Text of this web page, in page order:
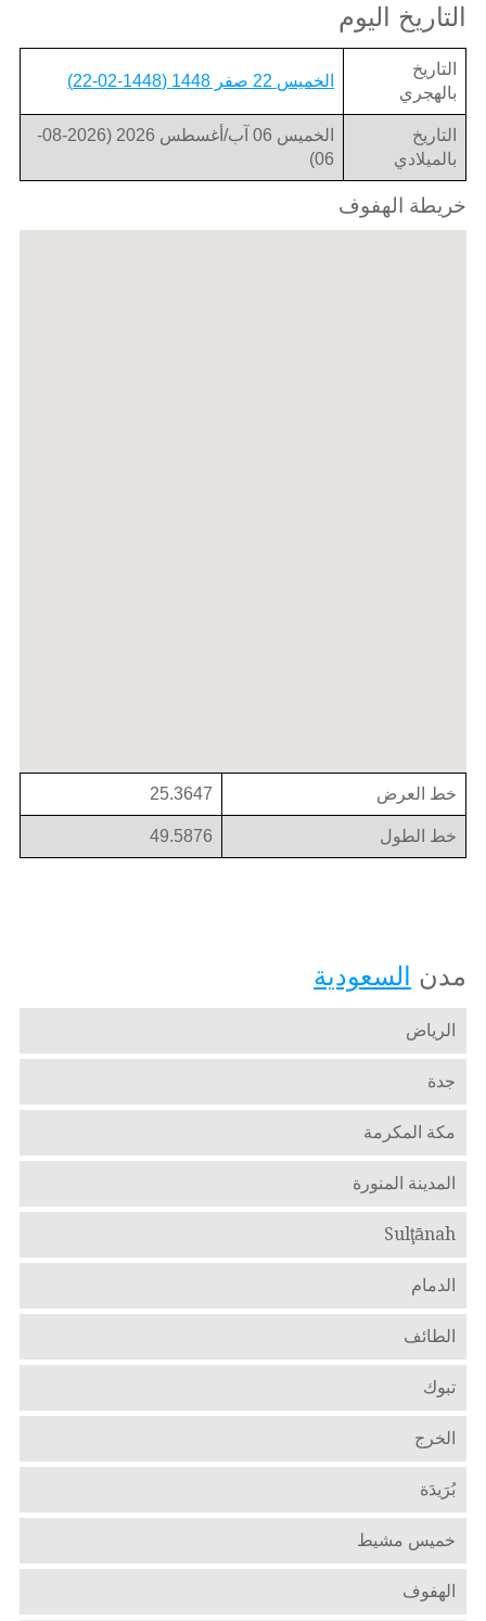
التاريخ اليوم
التاريخ
بالهجري
الخميس 22 صفر 1448 (1448-02-22)
التاريخ
بالميلادي
الخميس 06 آب/أغسطس 2026 (2026-08-
06)
خريطة الهفوف
خط العرض 25.3647
خط الطول 49.5876
مدن السعودية
الرياض
جدة
مكة المكرمة
المدينة المنورة
Sulţānah
الدمام
الطائف
تبوك
الخرج
بُرَيدَة
خميس مشيط
الهفوف